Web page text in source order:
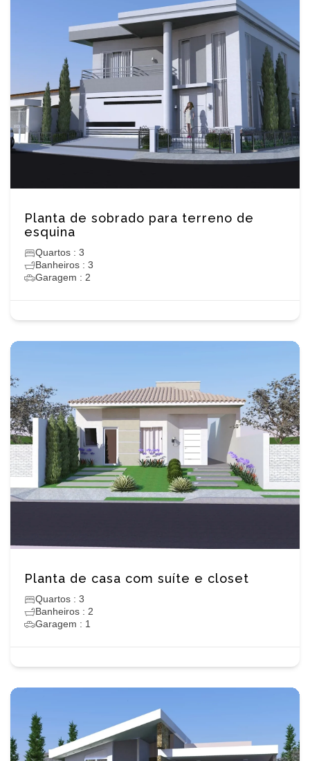
Planta de sobrado para terreno de
esquina
Quartos : 3
Banheiros : 3
Garagem : 2
Planta de casa com suíte e closet
Quartos : 3
Banheiros : 2
Garagem : 1